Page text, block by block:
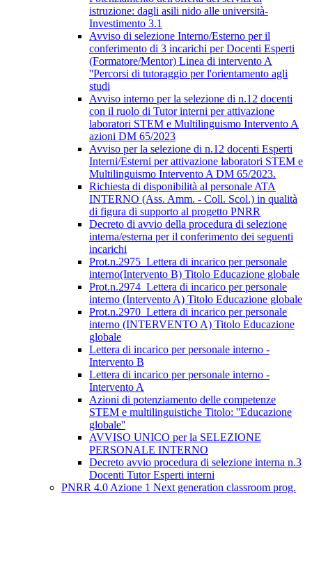
istruzione: dagli asili nido alle università-
Investimento 3.1
Avviso di selezione Interno/Esterno per il
conferimento di 3 incarichi per Docenti Esperti
(Formatore/Mentor) Linea di intervento A
''Percorsi di tutoraggio per l'orientamento agli
studi
Avviso interno per la selezione di n.12 docenti
con il ruolo di Tutor interni per attivazione
laboratori STEM e Multilinguismo Intervento A
azioni DM 65/2023
Avviso per la selezione di n.12 docenti Esperti
Interni/Esterni per attivazione laboratori STEM e
Multilinguismo Intervento A DM 65/2023.
Richiesta di disponibilità al personale ATA
INTERNO (Ass. Amm. - Coll. Scol.) in qualità
di figura di supporto al progetto PNRR
Decreto di avvio della procedura di selezione
interna/esterna per il conferimento dei seguenti
incarichi
Prot.n.2975_Lettera di incarico per personale
interno(Intervento B) Titolo Educazione globale
Prot.n.2974_Lettera di incarico per personale
interno (Intervento A) Titolo Educazione globale
Prot.n.2970_Lettera di incarico per personale
interno (INTERVENTO A) Titolo Educazione
globale
Lettera di incarico per personale interno -
Intervento B
Lettera di incarico per personale interno -
Intervento A
Azioni di potenziamento delle competenze
STEM e multilinguistiche Titolo: ''Educazione
globale''
AVVISO UNICO per la SELEZIONE
PERSONALE INTERNO
Decreto avvio procedura di selezione interna n.3
Docenti Tutor Esperti interni
PNRR 4.0 Azione 1 Next generation classroom prog.